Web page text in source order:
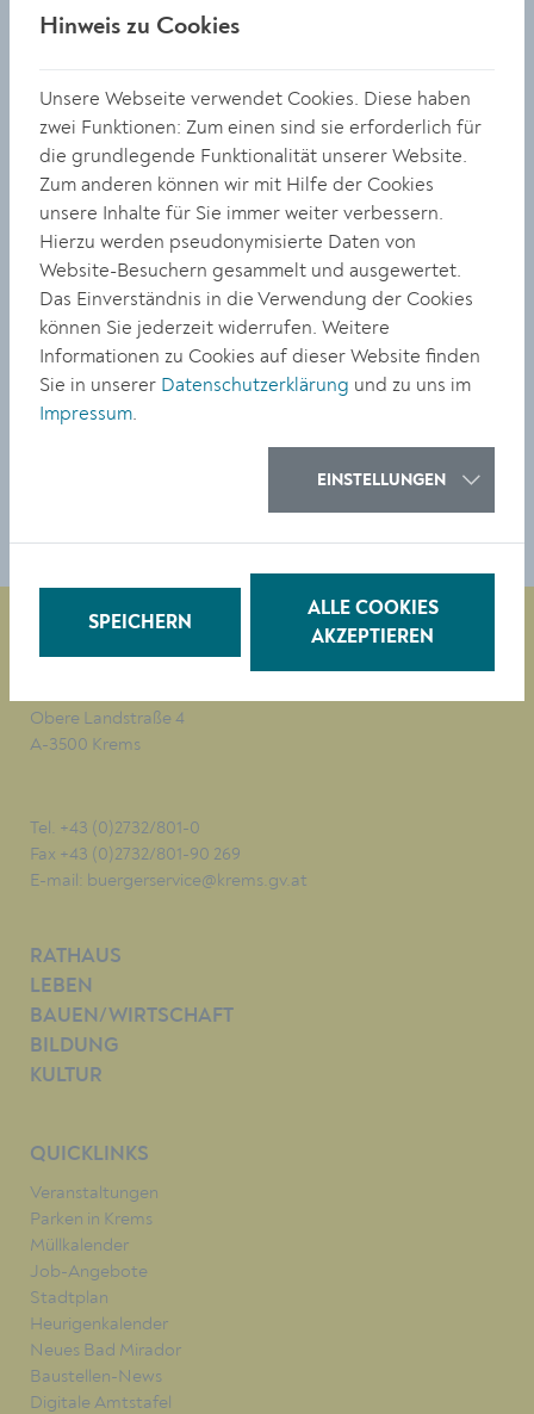
rassistisch?“ vor. Antirassismus-Expert:innen aus der
Fragen und Denkmuster erkennt und geben Tipps, wie
man diese überwinden kann.
Black Voices: „War das jetzt rassistisch?“
Donnerstag, 7. November, 10.30 Uhr
Stadtbücherei Krems
Eintritt: Freiwillige Spende, Anmeldung:
buecherei@krems.gv.at
Obere Landstraße 4
A-3500 Krems
Tel. +43 (0)2732/801-0
Fax +43 (0)2732/801-90 269
E-mail: buergerservice@krems.gv.at
RATHAUS
LEBEN
BAUEN/WIRTSCHAFT
BILDUNG
KULTUR
QUICKLINKS
Veranstaltungen
Parken in Krems
Müllkalender
Job-Angebote
Stadtplan
Heurigenkalender
Neues Bad Mirador
Baustellen-News
Digitale Amtstafel
Hinweis zu Cookies
Unsere Webseite verwendet Cookies. Diese haben
zwei Funktionen: Zum einen sind sie erforderlich für
die grundlegende Funktionalität unserer Website.
Zum anderen können wir mit Hilfe der Cookies
unsere Inhalte für Sie immer weiter verbessern.
Hierzu werden pseudonymisierte Daten von
Website-Besuchern gesammelt und ausgewertet.
Das Einverständnis in die Verwendung der Cookies
können Sie jederzeit widerrufen. Weitere
Informationen zu Cookies auf dieser Website finden
Sie in unserer Datenschutzerklärung und zu uns im
Impressum.
EINSTELLUNGEN
SPEICHERN
ALLE COOKIES
AKZEPTIEREN